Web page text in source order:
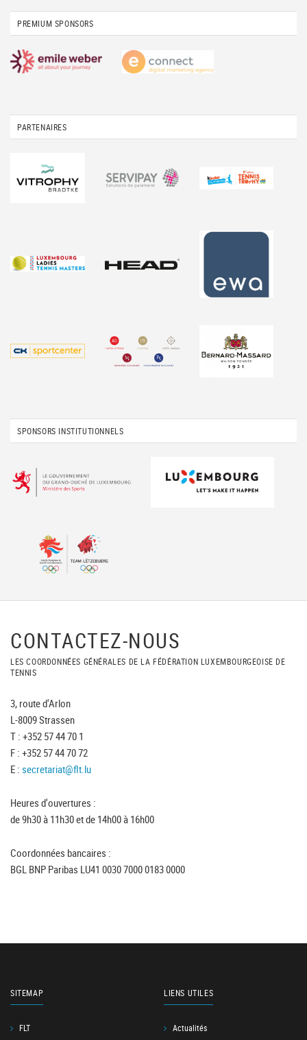
PREMIUM SPONSORS
PARTENAIRES
SPONSORS INSTITUTIONNELS
CONTACTEZ-NOUS
LES COORDONNÉES GÉNÉRALES DE LA FÉDÉRATION LUXEMBOURGEOISE DE
TENNIS
3, route d'Arlon
L-8009 Strassen
T : +352 57 44 70 1
F : +352 57 44 70 72
E : secretariat@flt.lu
Heures d'ouvertures :
de 9h30 à 11h30 et de 14h00 à 16h00
Coordonnées bancaires :
BGL BNP Paribas LU41 0030 7000 0183 0000
SITEMAP
FLT
LIENS UTILES
Actualités